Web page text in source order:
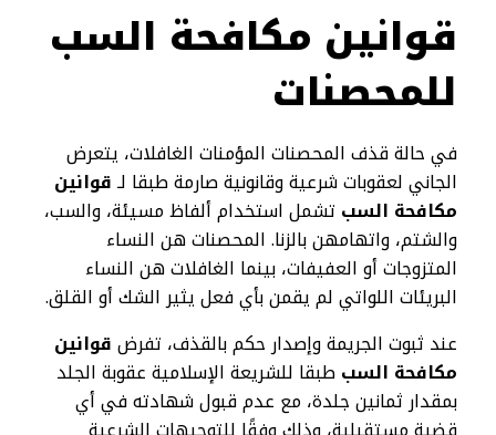
قوانين مكافحة السب
للمحصنات
في حالة قذف المحصنات المؤمنات الغافلات، يتعرض
الجاني لعقوبات شرعية وقانونية صارمة طبقا لـقوانين
مكافحة السب تشمل استخدام ألفاظ مسيئة، والسب،
والشتم، واتهامهن بالزنا. المحصنات هن النساء
المتزوجات أو العفيفات، بينما الغافلات هن النساء
البريئات اللواتي لم يقمن بأي فعل يثير الشك أو القلق.
عند ثبوت الجريمة وإصدار حكم بالقذف، تفرضقوانين
مكافحة السبطبقا للشريعة الإسلامية عقوبة الجلد
بمقدار ثمانين جلدة، مع عدم قبول شهادته في أي